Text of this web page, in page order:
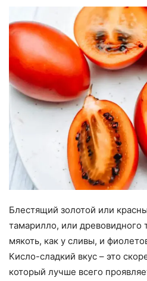
Блестящий золотой или
тамарилло, или
мякоть, как у сливы, и
Кисло-сладкий вкус – это
который лучше всего